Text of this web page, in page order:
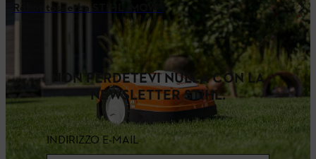
Robot tosaerba STIHL iMOW®
NON PERDETEVI NULLA CON LA
NEWSLETTER STIHL.
INDIRIZZO E-MAIL